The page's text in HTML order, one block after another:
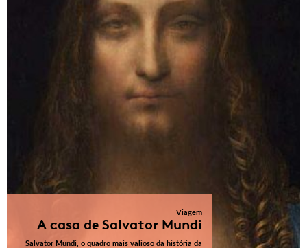
Viagem
A casa de Salvator Mundi
Salvator Mundi, o quadro mais valioso da história da